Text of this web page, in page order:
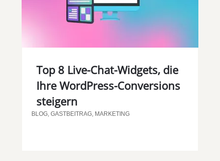
Top 8 Live-Chat-Widgets, die
Ihre WordPress-Conversions
steigern
BLOG, GASTBEITRAG, MARKETING